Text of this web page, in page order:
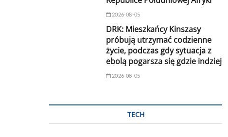
2026-08-05
DRK: Mieszkańcy Kinszasy
próbują utrzymać codzienne
życie, podczas gdy sytuacja z
ebolą pogarsza się gdzie indziej
2026-08-05
TECH